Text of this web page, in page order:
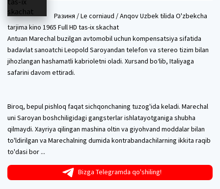
Разиня / Le corniaud / Anqov Uzbek tilida O'zbekcha
tarjima kino 1965 Full HD tas-ix skachat
Antuan Marechal buzilgan avtomobil uchun kompensatsiya sifatida
badavlat sanoatchi Leopold Saroyandan telefon va stereo tizim bilan
jihozlangan hashamatli kabrioletni oladi. Xursand bo‘lib, Italiyaga
safarini davom ettiradi.
Biroq, bepul pishloq faqat sichqonchaning tuzog'ida keladi. Marechal
uni Saroyan boshchiligidagi gangsterlar ishlatayotganiga shubha
qilmaydi. Xayriya qilingan mashina oltin va giyohvand moddalar bilan
to'ldirilgan va Marechalning dumida kontrabandachilarning ikkita raqib
to'dasi bor ...
Bizga Telegramda qo'shiling!